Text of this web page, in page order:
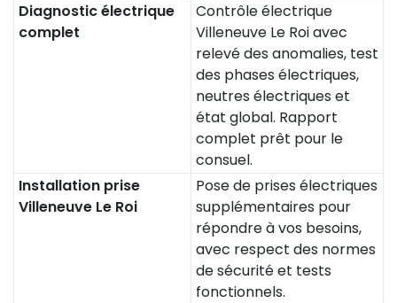
Diagnostic électrique
complet
Contrôle électrique
Villeneuve Le Roi avec
relevé des anomalies, test
des phases électriques,
neutres électriques et
état global. Rapport
complet prêt pour le
consuel.
Installation prise
Villeneuve Le Roi
Pose de prises électriques
supplémentaires pour
répondre à vos besoins,
avec respect des normes
de sécurité et tests
fonctionnels.